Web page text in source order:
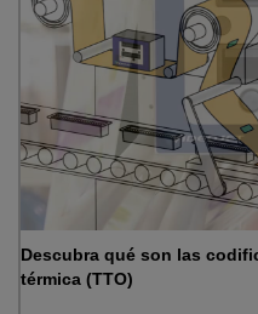
Descubra qué son las
térmica (TTO)